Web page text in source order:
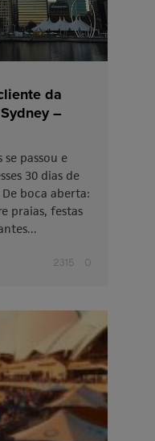
da
–
se passou e
30 dias de
boca aberta:
praias, festas
2315 0